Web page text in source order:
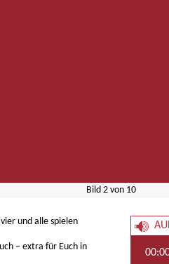
Bild 2von 10
und alle spielen
− extra für Euch in